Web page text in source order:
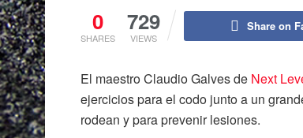
0
SHARES
729
VIEWS
Share on
El maestro Claudio Galves de Next
ejercicios para el codo junto a un
rodean y para prevenir lesiones.